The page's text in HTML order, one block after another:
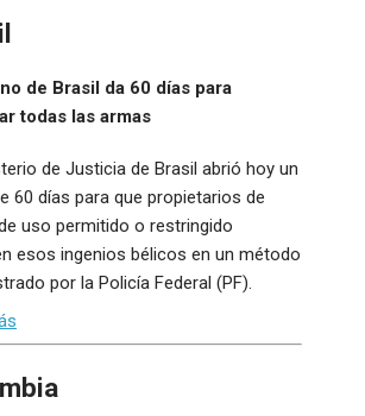
de Brasil da 60 días para
todas las armas
de Justicia de Brasil abrió hoy un
60 días para que propietarios de
uso permitido o restringido
esos ingenios bélicos en un método
por la Policía Federal (PF).